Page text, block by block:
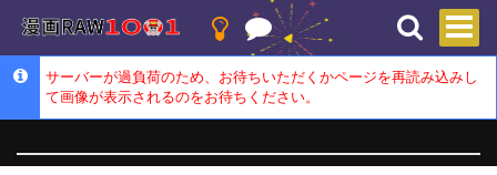
サーバーが過負荷のため、お待ちいただくかページを再読み込みし
て画像が表示されるのをお待ちください。